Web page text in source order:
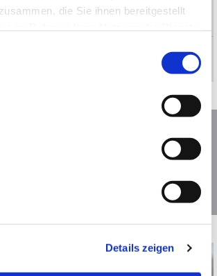
die Sie ihnen bereitgestellt
Details zeigen
Bürosicherheit
sondern auf sie gut